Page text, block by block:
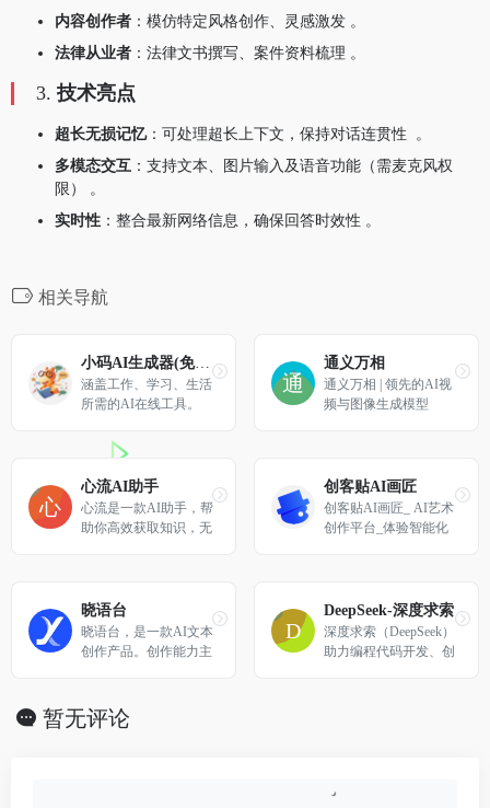
内容创作者 ：模仿特定风格创作、灵感激发 。
法律从业者 ：法律文书撰写、案件资料梳理 。
3. 技术亮点
超长无损记忆：可处理超长上下文，保持对话连贯性 。
多模态交互 ：支持文本、图片输入及语音功能（需麦克风权
限） 。
实时性 ：整合最新网络信息，确保回答时效性 。
相关导航
小码AI生成器(免费)
涵盖工作、学习、生活
所需的AI在线工具。
通义万相
通义万相 | 领先的AI视
频与图像生成模型
心流AI助手
心流是一款AI助手，帮
助你高效获取知识，无
让你快速进入心流状
态，让知识随心流动！
创客贴AI画匠
创客贴AI画匠_ AI艺术
创作平台_体验智能化
晓语台
晓语台，是一款AI文本
创作产品。创作能力主
与市调、商业媒体、社
交媒体、搜索营销、数
DeepSeek-深度求索
深度求索（DeepSeek）
助力编程代码开发、创
暂无评论